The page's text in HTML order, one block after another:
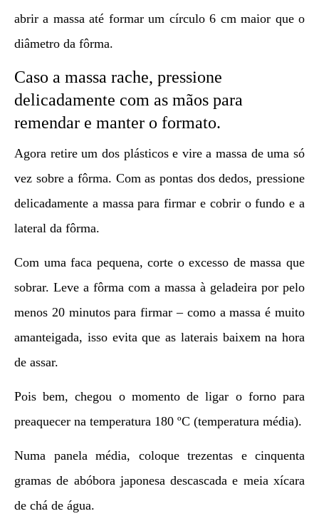
abrir a massa até formar um círculo 6 cm maior que o
diâmetro da fôrma.
Caso a massa rache, pressione
delicadamente com as mãos para
remendar e manter o formato.
Agora retire um dos plásticos e vire a massa de uma só
vez sobre a fôrma. Com as pontas dos dedos, pressione
delicadamente a massa para firmar e cobrir o fundo e a
lateral da fôrma.
Com uma faca pequena, corte o excesso de massa que
sobrar. Leve a fôrma com a massa à geladeira por pelo
menos 20 minutos para firmar – como a massa é muito
amanteigada, isso evita que as laterais baixem na hora
de assar.
Pois bem, chegou o momento de ligar o forno para
preaquecer na temperatura 180 ºC (temperatura média).
Numa panela média, coloque trezentas e cinquenta
gramas de abóbora japonesa descascada e meia xícara
de chá de água.